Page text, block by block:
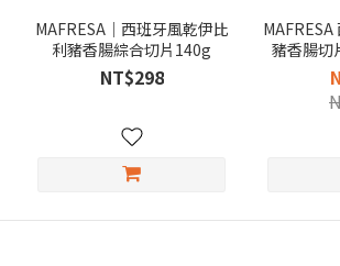
MAFRESA｜西班牙風乾伊比
利豬香腸綜合切片140g
NT$298
豬香腸切